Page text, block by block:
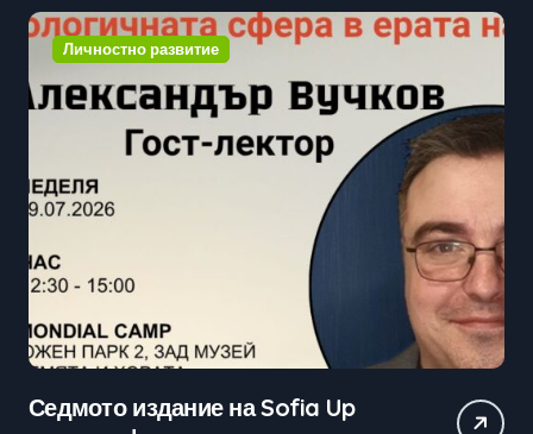
Личностно развитие
Практически уроци по бизнес и